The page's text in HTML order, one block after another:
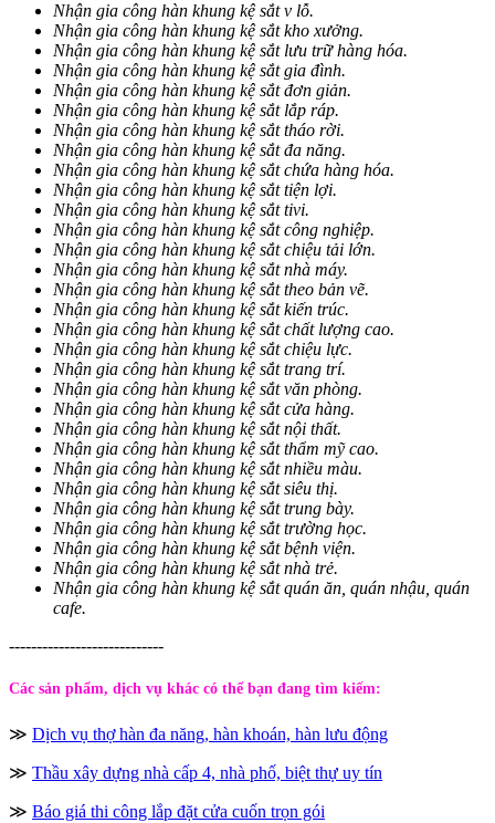
Nhận gia công hàn khung kệ sắt v lỗ.
Nhận gia công hàn khung kệ sắt kho xưởng.
Nhận gia công hàn khung kệ sắt lưu trữ hàng hóa.
Nhận gia công hàn khung kệ sắt gia đình.
Nhận gia công hàn khung kệ sắt đơn giản.
Nhận gia công hàn khung kệ sắt lắp ráp.
Nhận gia công hàn khung kệ sắt tháo rời.
Nhận gia công hàn khung kệ sắt đa năng.
Nhận gia công hàn khung kệ sắt chứa hàng hóa.
Nhận gia công hàn khung kệ sắt tiện lợi.
Nhận gia công hàn khung kệ sắt tivi.
Nhận gia công hàn khung kệ sắt công nghiệp.
Nhận gia công hàn khung kệ sắt chiệu tải lớn.
Nhận gia công hàn khung kệ sắt nhà máy.
Nhận gia công hàn khung kệ sắt theo bản vẽ.
Nhận gia công hàn khung kệ sắt kiến trúc.
Nhận gia công hàn khung kệ sắt chất lượng cao.
Nhận gia công hàn khung kệ sắt chiệu lực.
Nhận gia công hàn khung kệ sắt trang trí.
Nhận gia công hàn khung kệ sắt văn phòng.
Nhận gia công hàn khung kệ sắt cửa hàng.
Nhận gia công hàn khung kệ sắt nội thất.
Nhận gia công hàn khung kệ sắt thẩm mỹ cao.
Nhận gia công hàn khung kệ sắt nhiều màu.
Nhận gia công hàn khung kệ sắt siêu thị.
Nhận gia công hàn khung kệ sắt trung bày.
Nhận gia công hàn khung kệ sắt trường học.
Nhận gia công hàn khung kệ sắt bệnh viện.
Nhận gia công hàn khung kệ sắt nhà trẻ.
Nhận gia công hàn khung kệ sắt quán ăn, quán nhậu, quán
cafe.
----------------------------
Các sản phẩm, dịch vụ khác có thể bạn đang tìm kiếm:
≫ Dịch vụ thợ hàn đa năng, hàn khoán, hàn lưu động
≫ Thầu xây dựng nhà cấp 4, nhà phố, biệt thự uy tín
≫ Báo giá thi công lắp đặt cửa cuốn trọn gói